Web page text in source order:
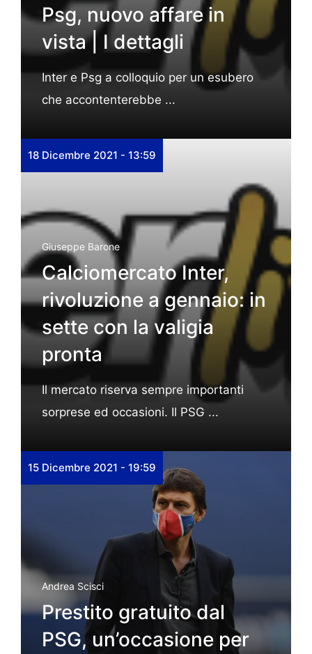
Psg, nuovo affare in
vista | I dettagli
Inter e Psg a colloquio per un esubero
che accontenterebbe ...
18 Dicembre 2021 - 13:59
Giuseppe Barone
Calciomercato Inter,
rivoluzione a gennaio: in
sette con la valigia
pronta
Il mercato riserva sempre importanti
sorprese ed occasioni. Il PSG ...
15 Dicembre 2021 - 19:59
Andrea Scisci
Prestito gratuito dal
PSG, un’occasione per